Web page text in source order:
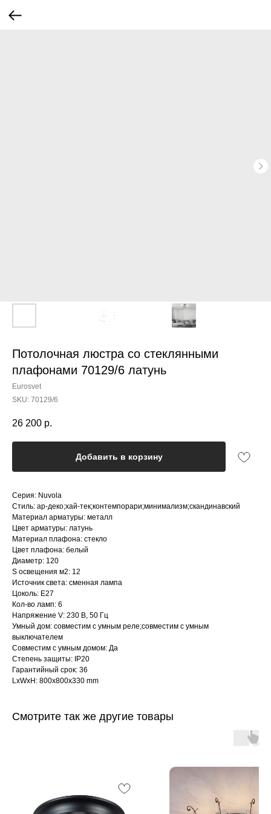
Потолочная люстра со стеклянными
плафонами 70129/6 латунь
Eurosvet
SKU: 70129/6
26 200 р.
Добавить в корзину
Серия: Nuvola
Стиль: ар-деко;хай-тек;контемпорари;минимализм;скандинавский
Материал арматуры: металл
Цвет арматуры: латунь
Материал плафона: стекло
Цвет плафона: белый
Диаметр: 120
S освещения м2: 12
Источник света: сменная лампа
Цоколь: E27
Кол-во ламп: 6
Напряжение V: 230 В, 50 Гц
Умный дом: совместим с умным реле;совместим с умным
выключателем
Совместим с умным домом: Да
Степень защиты: IP20
Гарантийный срок: 36
LxWxH: 800x800x330 mm
Смотрите так же другие товары